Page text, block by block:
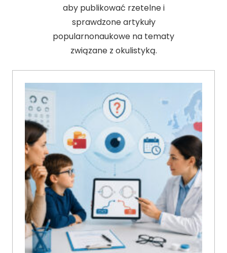
aby publikować rzetelne i
sprawdzone artykuły
popularnonaukowe na tematy
związane z okulistyką.